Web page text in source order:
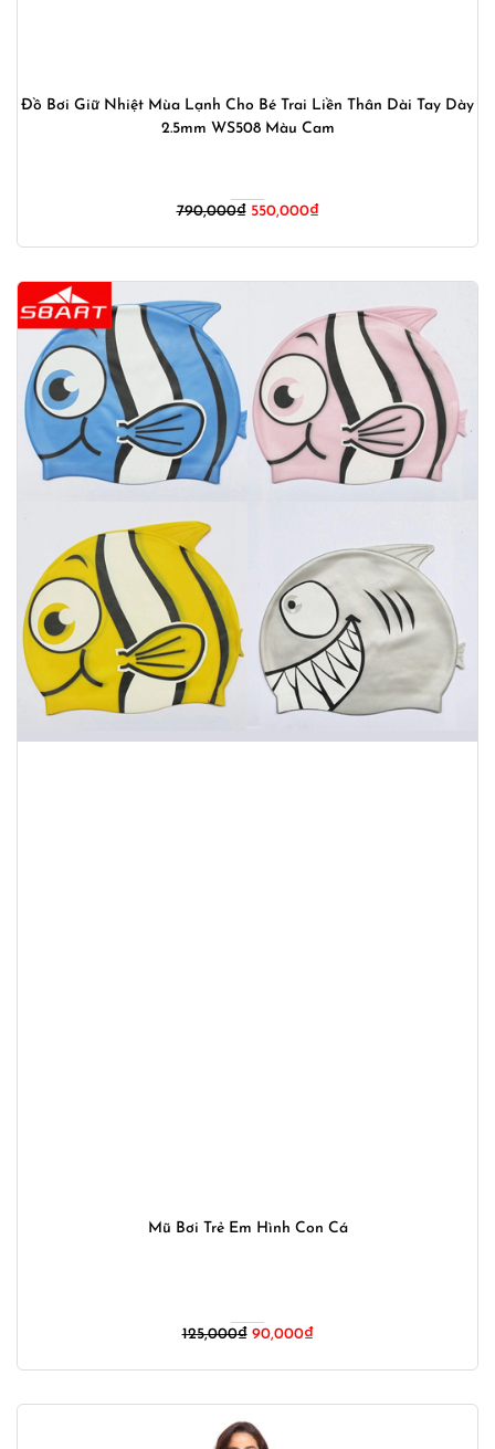
Đồ Bơi Giữ Nhiệt Mùa Lạnh Cho Bé Trai Liền Thân Dài Tay Dày
2.5mm WS508 Màu Cam
790,000₫ Giá
790,000₫.
550,000₫Giá
là:
Mũ Bơi Trẻ Em Hình Con Cá
125,000₫ Giá
125,000₫.
90,000₫Giá
là: